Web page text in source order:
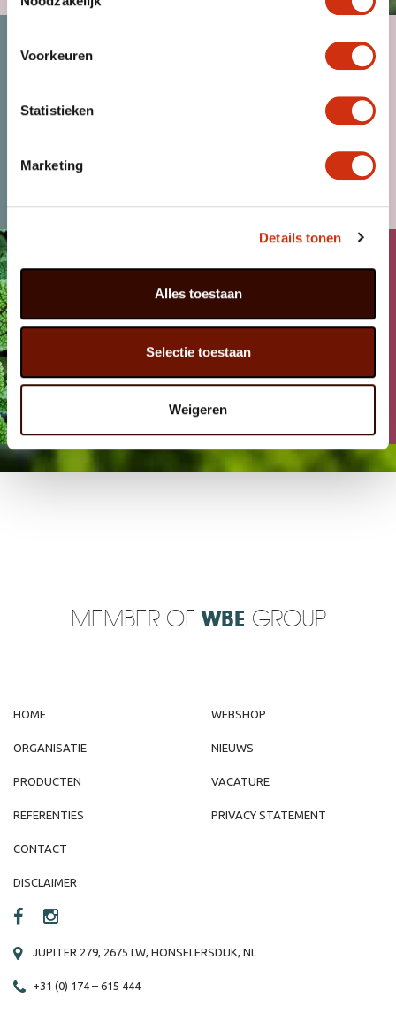
Voorkeuren
Statistieken
Marketing
Details tonen
Alles toestaan
Selectie toestaan
Weigeren
MEMBER OF WBE GROUP
HOME
ORGANISATIE
PRODUCTEN
REFERENTIES
WEBSHOP
NIEUWS
VACATURE
PRIVACY STATEMENT
CONTACT
DISCLAIMER
JUPITER 279, 2675 LW, HONSELERSDIJK, NL
+31 (0) 174 – 615 444